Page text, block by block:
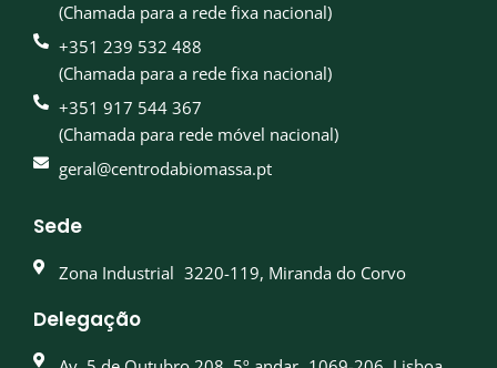
(Chamada para a rede fixa nacional)
+351 239 532 488
(Chamada para a rede fixa nacional)
+351 917 544 367
(Chamada para rede móvel nacional)
geral@centrodabiomassa.pt
Sede
Zona Industrial 3220-119, Miranda do Corvo
Delegação